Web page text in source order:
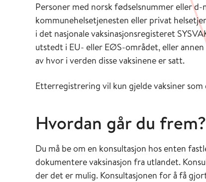
Personer med norsk fødselsnummer eller
kommunehelsetjenesten eller privat
i det nasjonale vaksinasjonsregisteret
utstedt i EU- eller EØS-området, eller
av hvor i verden disse vaksinene er satt.
Etterregistrering vil kun gjelde vaksiner
Hvordan går du frem?
Du må be om en konsultasjon hos enten
dokumentere vaksinasjon fra utlandet.
der det er mulig. Konsultasjonen for å få